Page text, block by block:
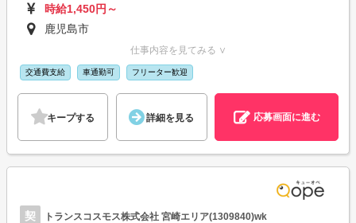
時給1,450円～
鹿児島市
仕事内容を見てみる ∨
交通費支給 車通勤可 フリーター歓迎
キープする 詳細を見る 応募画面に進む
契 トランスコスモス株式会社 宮崎エリア(1309840)wk